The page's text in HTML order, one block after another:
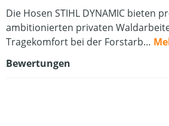
Die Hosen STIHL DYNAMIC bieten
ambitionierten privaten
Tragekomfort bei der Forstarb…
Bewertungen